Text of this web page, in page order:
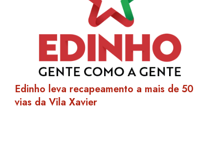
Edinho leva recapeamento a mais de 50
vias da Vila Xavier